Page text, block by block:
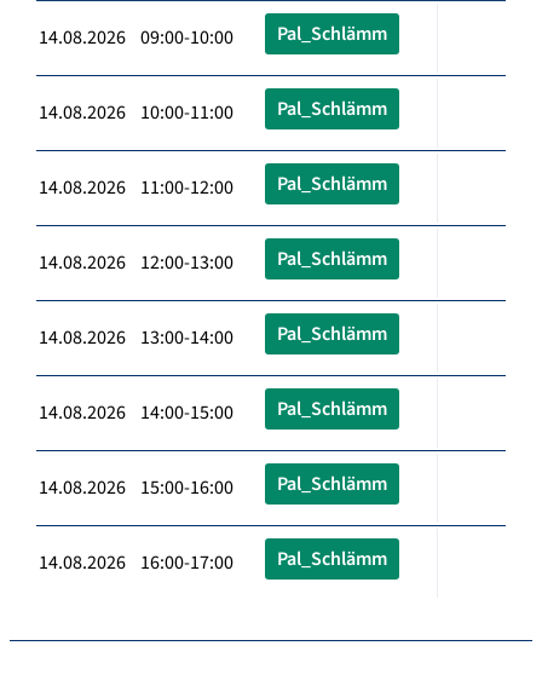
14.08.2026 09:00-10:00 Pal_Schlämm
14.08.2026 10:00-11:00 Pal_Schlämm
14.08.2026 11:00-12:00 Pal_Schlämm
14.08.2026 12:00-13:00 Pal_Schlämm
14.08.2026 13:00-14:00 Pal_Schlämm
14.08.2026 14:00-15:00 Pal_Schlämm
14.08.2026 15:00-16:00 Pal_Schlämm
14.08.2026 16:00-17:00 Pal_Schlämm